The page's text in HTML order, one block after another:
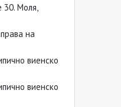
30. Моля,
на
виенско
виенско